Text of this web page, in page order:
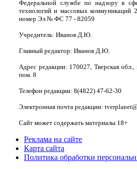
Федеральной службе по надзору в
технологий и массовых коммуникаций
номер Эл № ФС 77 - 82059
Учредитель: Иванов Д.Ю.
Главный редактор: Иванов Д.Ю.
Адрес редакции: 170027, Тверская обл.,
пом. 8
Телефон редакции: 8(4822) 47-62-30
Электронная почта редакции:
Сайт может содержать материалы 18+
Реклама на сайте
Карта сайта
Политика обработки